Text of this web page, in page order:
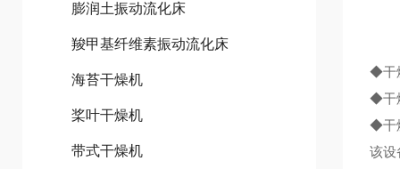
膨润土振动流化床
羧甲基纤维素振动流化床
海苔干燥机
桨叶干燥机
带式干燥机
◆干
◆干
◆干
该设